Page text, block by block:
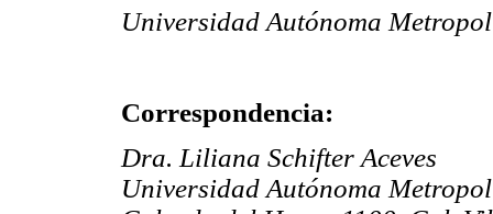
Universidad Autónoma
Correspondencia:
Dra. Liliana Schifter Aceves
Universidad Autónoma